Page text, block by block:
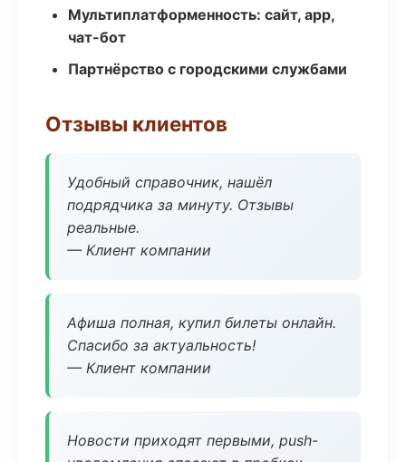
Мультиплатформенность: сайт, app,
чат-бот
Партнёрство с городскими службами
Отзывы клиентов
Удобный справочник, нашёл
подрядчика за минуту. Отзывы
реальные.
— Клиент компании
Афиша полная, купил билеты онлайн.
Спасибо за актуальность!
— Клиент компании
Новости приходят первыми, push-